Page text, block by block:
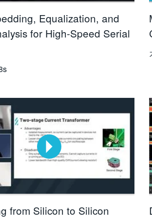
Equalization, and
for High-Speed Serial
from Silicon to Silicon